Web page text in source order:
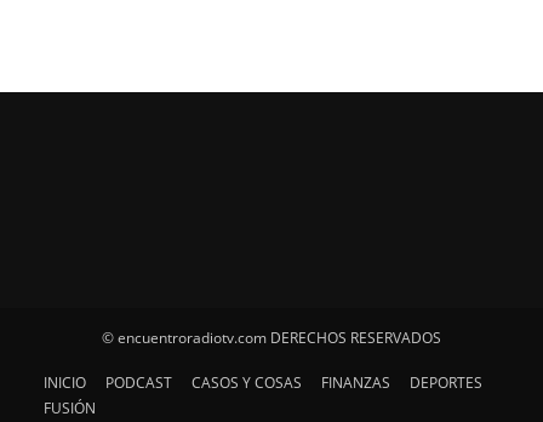
© encuentroradiotv.com DERECHOS RESERVADOS
INICIO PODCAST CASOS Y COSAS FINANZAS
DEPORTES
FUSIÓN